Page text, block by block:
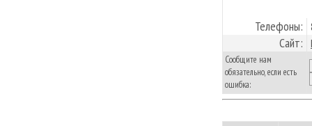
Телефоны:
Сайт:
Сообщите нам
обязательно, если есть
ошибка: